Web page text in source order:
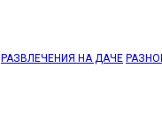
РАЗВЛЕЧЕНИЯ НА ДАЧЕ